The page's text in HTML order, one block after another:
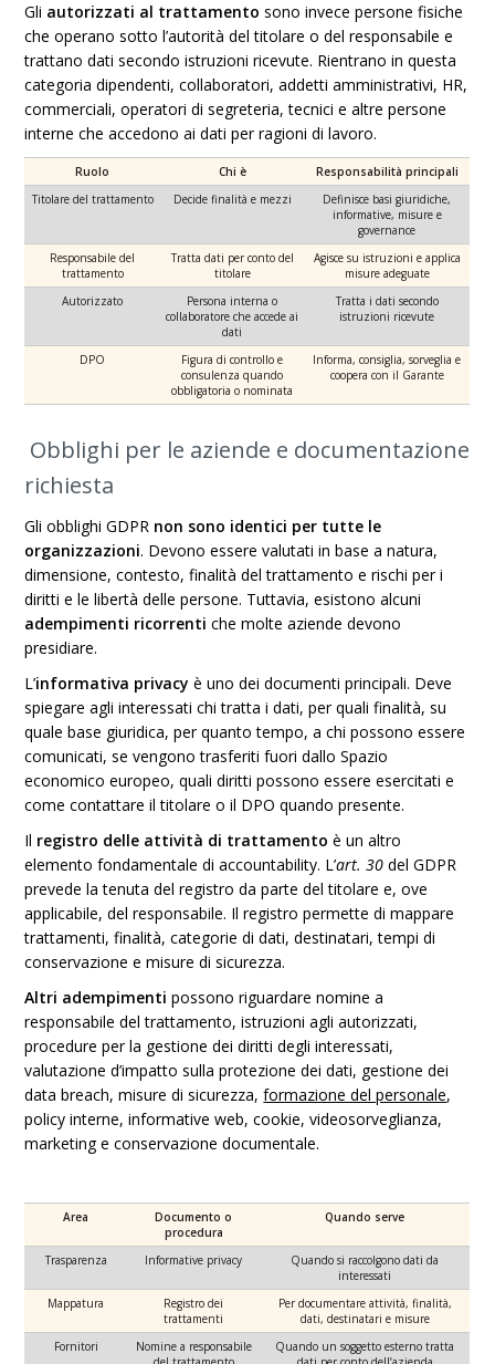
Gli autorizzati al trattamento sono invece persone fisiche
che operano sotto l’autorità del titolare o del responsabile e
trattano dati secondo istruzioni ricevute. Rientrano in questa
categoria dipendenti, collaboratori, addetti amministrativi, HR,
commerciali, operatori di segreteria, tecnici e altre persone
interne che accedono ai dati per ragioni di lavoro.
Ruolo Chi è
Responsabilità principali
Titolare del trattamento
Decide finalità e mezzi
Definisce basi giuridiche,
informative, misure e
governance
Responsabile del
trattamento
Tratta dati per conto del
titolare
Agisce su istruzioni e applica
misure adeguate
Autorizzato
Persona interna o
collaboratore che accede ai
dati
Tratta i dati secondo
istruzioni ricevute
DPO
Figura di controllo e
consulenza quando
obbligatoria o nominata
Informa, consiglia, sorveglia e
coopera con il Garante
Obblighi per le aziende e documentazione
richiesta
Gli obblighi GDPR non sono identici per tutte le
organizzazioni. Devono essere valutati in base a natura,
dimensione, contesto, finalità del trattamento e rischi per i
diritti e le libertà delle persone. Tuttavia, esistono alcuni
adempimenti ricorrenti che molte aziende devono
presidiare.
L’informativa privacyè uno dei documenti principali. Deve
spiegare agli interessati chi tratta i dati, per quali finalità, su
quale base giuridica, per quanto tempo, a chi possono essere
comunicati, se vengono trasferiti fuori dallo Spazio
economico europeo, quali diritti possono essere esercitati e
come contattare il titolare o il DPO quando presente.
Il registro delle attività di trattamento è un altro
elemento fondamentale di accountability. L’art. 30del GDPR
prevede la tenuta del registro da parte del titolare e, ove
applicabile, del responsabile. Il registro permette di mappare
trattamenti, finalità, categorie di dati, destinatari, tempi di
conservazione e misure di sicurezza.
Altri adempimenti possono riguardare nomine a
responsabile del trattamento, istruzioni agli autorizzati,
procedure per la gestione dei diritti degli interessati,
valutazione d’impatto sulla protezione dei dati, gestione dei
data breach, misure di sicurezza,formazione del personale,
policy interne, informative web, cookie, videosorveglianza,
marketing e conservazione documentale.
Area
Documento o
procedura
Quando serve
Trasparenza Informative privacy
Quando si raccolgono dati da
interessati
Mappatura
Registro dei
trattamenti
Per documentare attività, finalità,
dati, destinatari e misure
Fornitori
Nomine a responsabile
Quando un soggetto esterno tratta